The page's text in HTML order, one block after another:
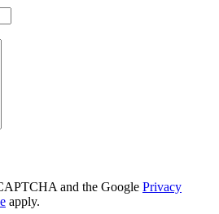
and the Google Privacy
apply.